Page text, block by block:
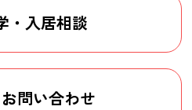
・入居相談
問い合わせ